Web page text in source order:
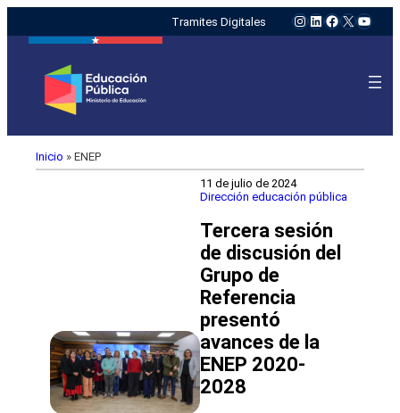
Tramites Digitales Instagram
LinkedIn
Facebook
X
Inicio » ENEP
11 de julio de 2024
Dirección educación pública
Tercera sesión
de discusión del
Grupo de
Referencia
presentó
avances de la
ENEP 2020-
2028